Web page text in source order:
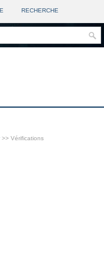
RECHERCHE
>> Vérifications